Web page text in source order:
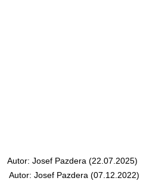
Autor: Josef Pazdera (22.07.2025)
Autor: Josef Pazdera (07.12.2022)